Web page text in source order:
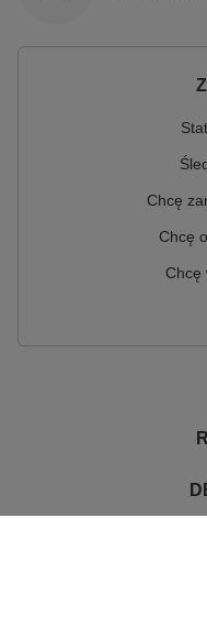
Chcę
Chcę
Chcę